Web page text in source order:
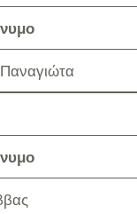
Παναγιώτα